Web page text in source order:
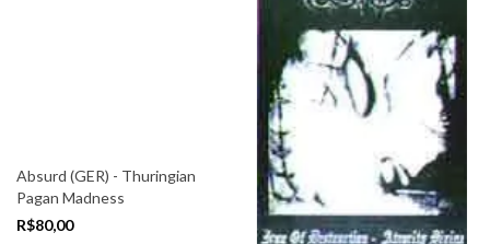
Absurd (GER) - Thuringian
Pagan Madness
R$80,00